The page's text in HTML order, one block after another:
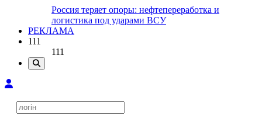
Россия теряет опоры: нефтепереработка и
логистика под ударами ВСУ
РЕКЛАМА
111
111